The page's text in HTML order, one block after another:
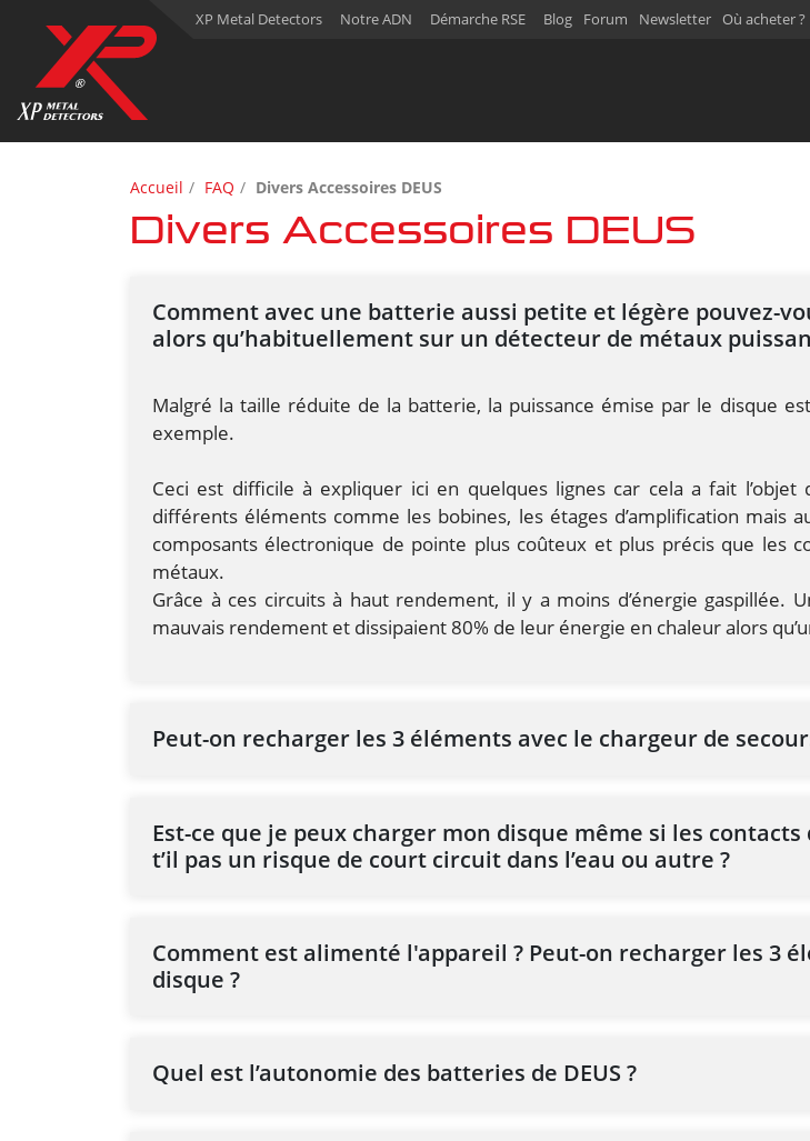
XP Metal Detectors Notre ADN Démarche RSE Blog Forum Newsletter Où acheter ?
Accueil FAQ Divers Accessoires DEUS
Divers Accessoires DEUS
Comment avec une batterie aussi petite et légère pouvez-
alors qu’habituellement sur un détecteur de métaux
Malgré la taille réduite de la batterie, la puissance émise par le disque
exemple.
Ceci est difficile à expliquer ici en quelques lignes car cela a fait
différents éléments comme les bobines, les étages d’amplification mais
composants électronique de pointe plus coûteux et plus précis que les
métaux.
Grâce à ces circuits à haut rendement, il y a moins d’énergie
mauvais rendement et dissipaient 80% de leur énergie en chaleur alors
Peut-on recharger les 3 éléments avec le chargeur de
Est-ce que je peux charger mon disque même si les
t’il pas un risque de court circuit dans l’eau ou autre ?
Comment est alimenté l'appareil ? Peut-on recharger les 3
disque ?
Quel est l’autonomie des batteries de DEUS ?